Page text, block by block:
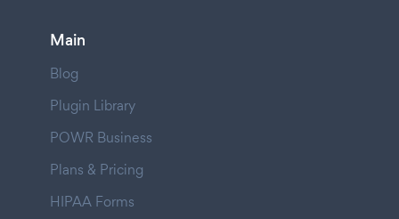
Main
Blog
Plugin Library
POWR Business
Plans & Pricing
HIPAA Forms